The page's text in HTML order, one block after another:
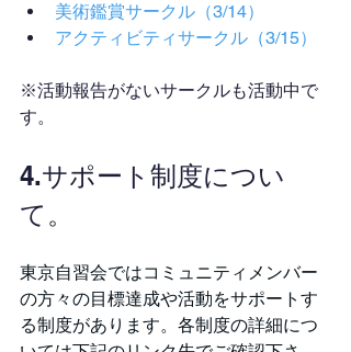
美術鑑賞サークル（3/14）
アクティビティサークル（3/15）
※活動報告がないサークルも活動中で
す。
4.サポート制度につい
て。
東京自習会ではコミュニティメンバー
の方々の目標達成や活動をサポートす
る制度があります。各制度の詳細につ